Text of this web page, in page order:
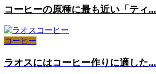
コーヒーの原種に最も近い「ティ...
コーヒー
ラオスにはコーヒー作りに適した...